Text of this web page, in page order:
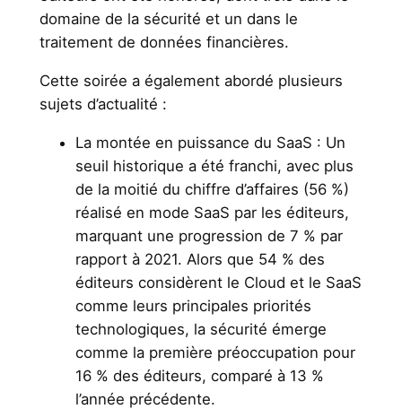
domaine de la sécurité et un dans le
traitement de données financières.
Cette soirée a également abordé plusieurs
sujets d’actualité :
La montée en puissance du SaaS : Un
seuil historique a été franchi, avec plus
de la moitié du chiffre d’affaires (56 %)
réalisé en mode SaaS par les éditeurs,
marquant une progression de 7 % par
rapport à 2021. Alors que 54 % des
éditeurs considèrent le Cloud et le SaaS
comme leurs principales priorités
technologiques, la sécurité émerge
comme la première préoccupation pour
16 % des éditeurs, comparé à 13 %
l’année précédente.